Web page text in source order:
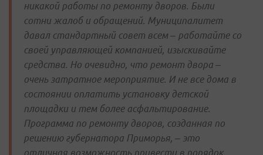
никакой работы по ремонту дворов. Были
сотни жалоб и обращений. Муниципалитет
давал стандартный совет всем – работайте со
своей управляющей компанией, изыскивайте
средства. Но очевидно, что ремонт двора –
очень затратное мероприятие. И не все дома в
состоянии оплатить установку детской
площадки и тем более асфальтирование.
Программа по ремонту дворов, созданная по
решению губернатора Приморья, – это
отличная возможность привести в порядок